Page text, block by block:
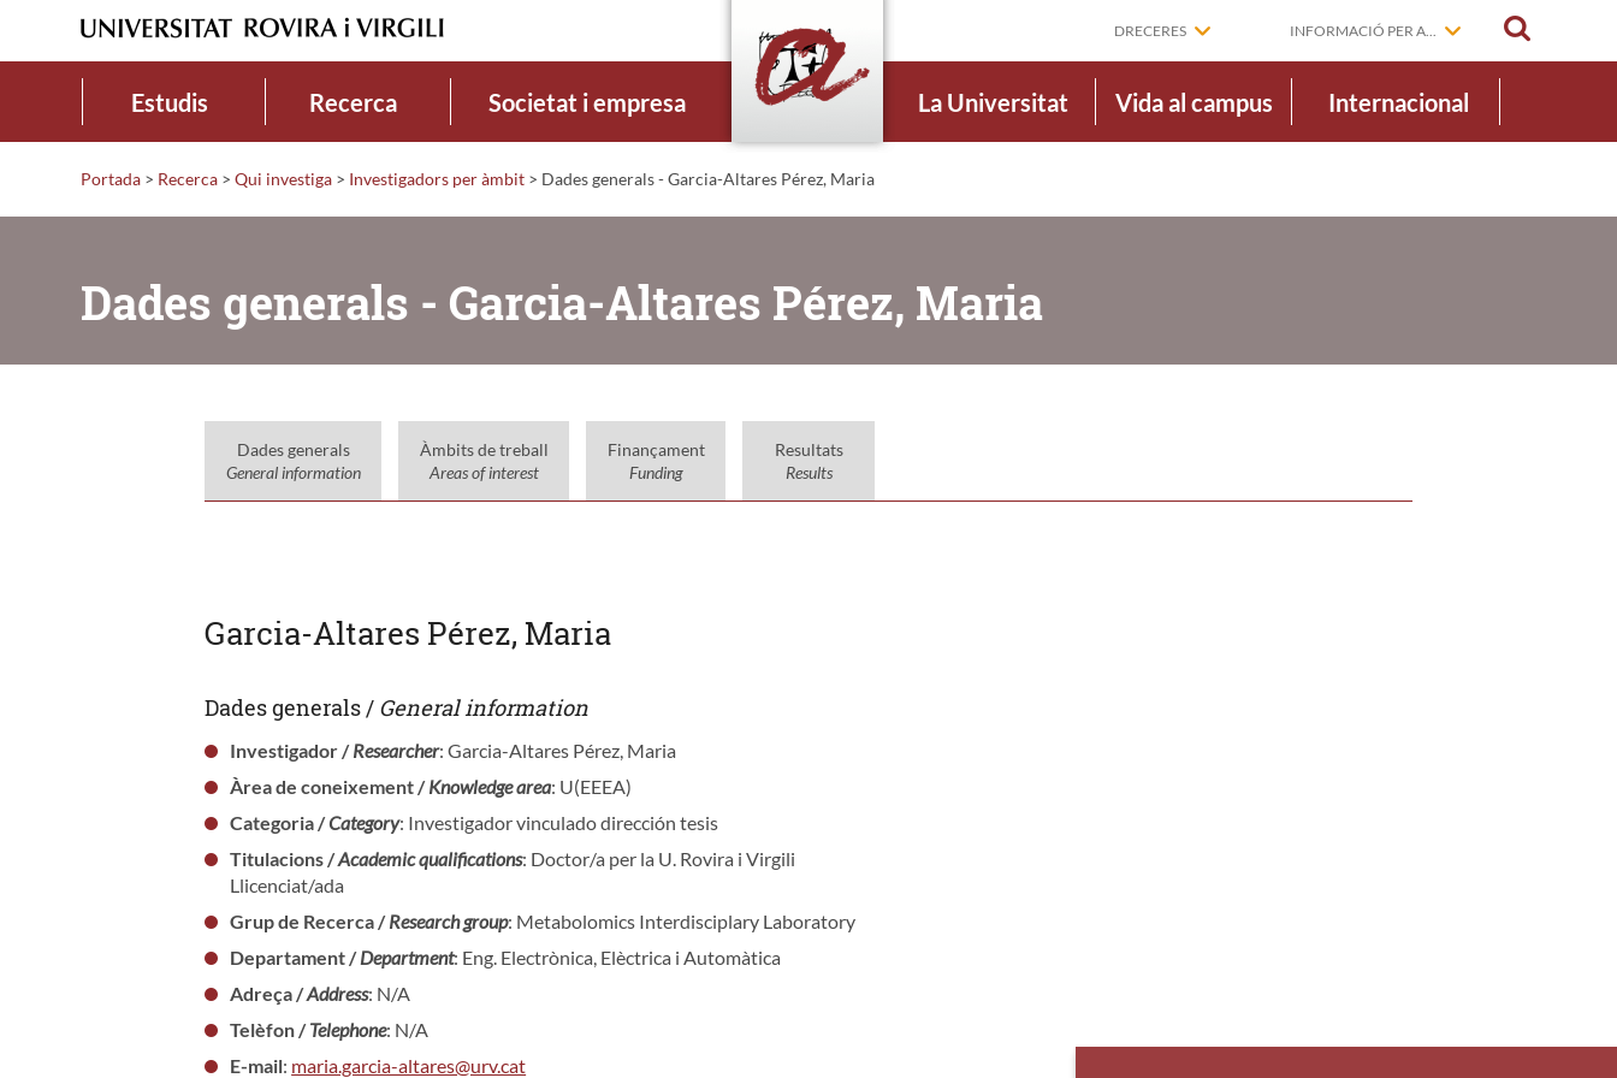
DRECERES INFORMACIÓ PER A...
Estudis Recerca Societat i empresa La Universitat Vida al campus Internacional
Portada > Recerca > Qui investiga > Investigadors per àmbit > Dades generals - Garcia-Altares Pérez, Maria
Dades generals - Garcia-Altares Pérez, Maria
Dades generals
General information
Àmbits de treball
Areas of interest
Finançament
Funding
Resultats
Results
Garcia-Altares Pérez, Maria
Dades generals / General information
Investigador /Researcher: Garcia-Altares Pérez, Maria
Àrea de coneixement /Knowledge area: U(EEEA)
Categoria /Category: Investigador vinculado dirección tesis
Titulacions /Academic qualifications: Doctor/a per la U. Rovira i Virgili
Llicenciat/ada
Grup de Recerca /Research group: Metabolomics Interdisciplary Laboratory
Departament /Department: Eng. Electrònica, Elèctrica i Automàtica
Adreça /Address: N/A
Telèfon /Telephone: N/A
E-mail: maria.garcia-altares@urv.cat